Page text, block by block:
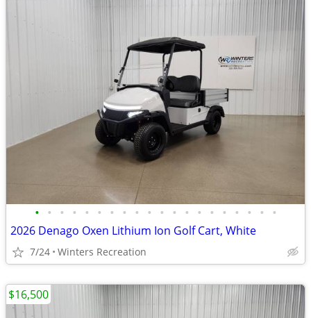
• • • • • • • • • • • • • • • • • • • •
2026 Denago Oxen Lithium Ion Golf Cart, White
7/24 Winters Recreation
$16,500